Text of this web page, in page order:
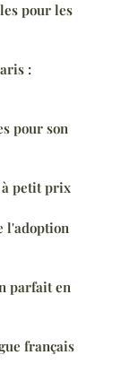
pour les
:
pour son
à petit prix
l'adoption
parfait en
français